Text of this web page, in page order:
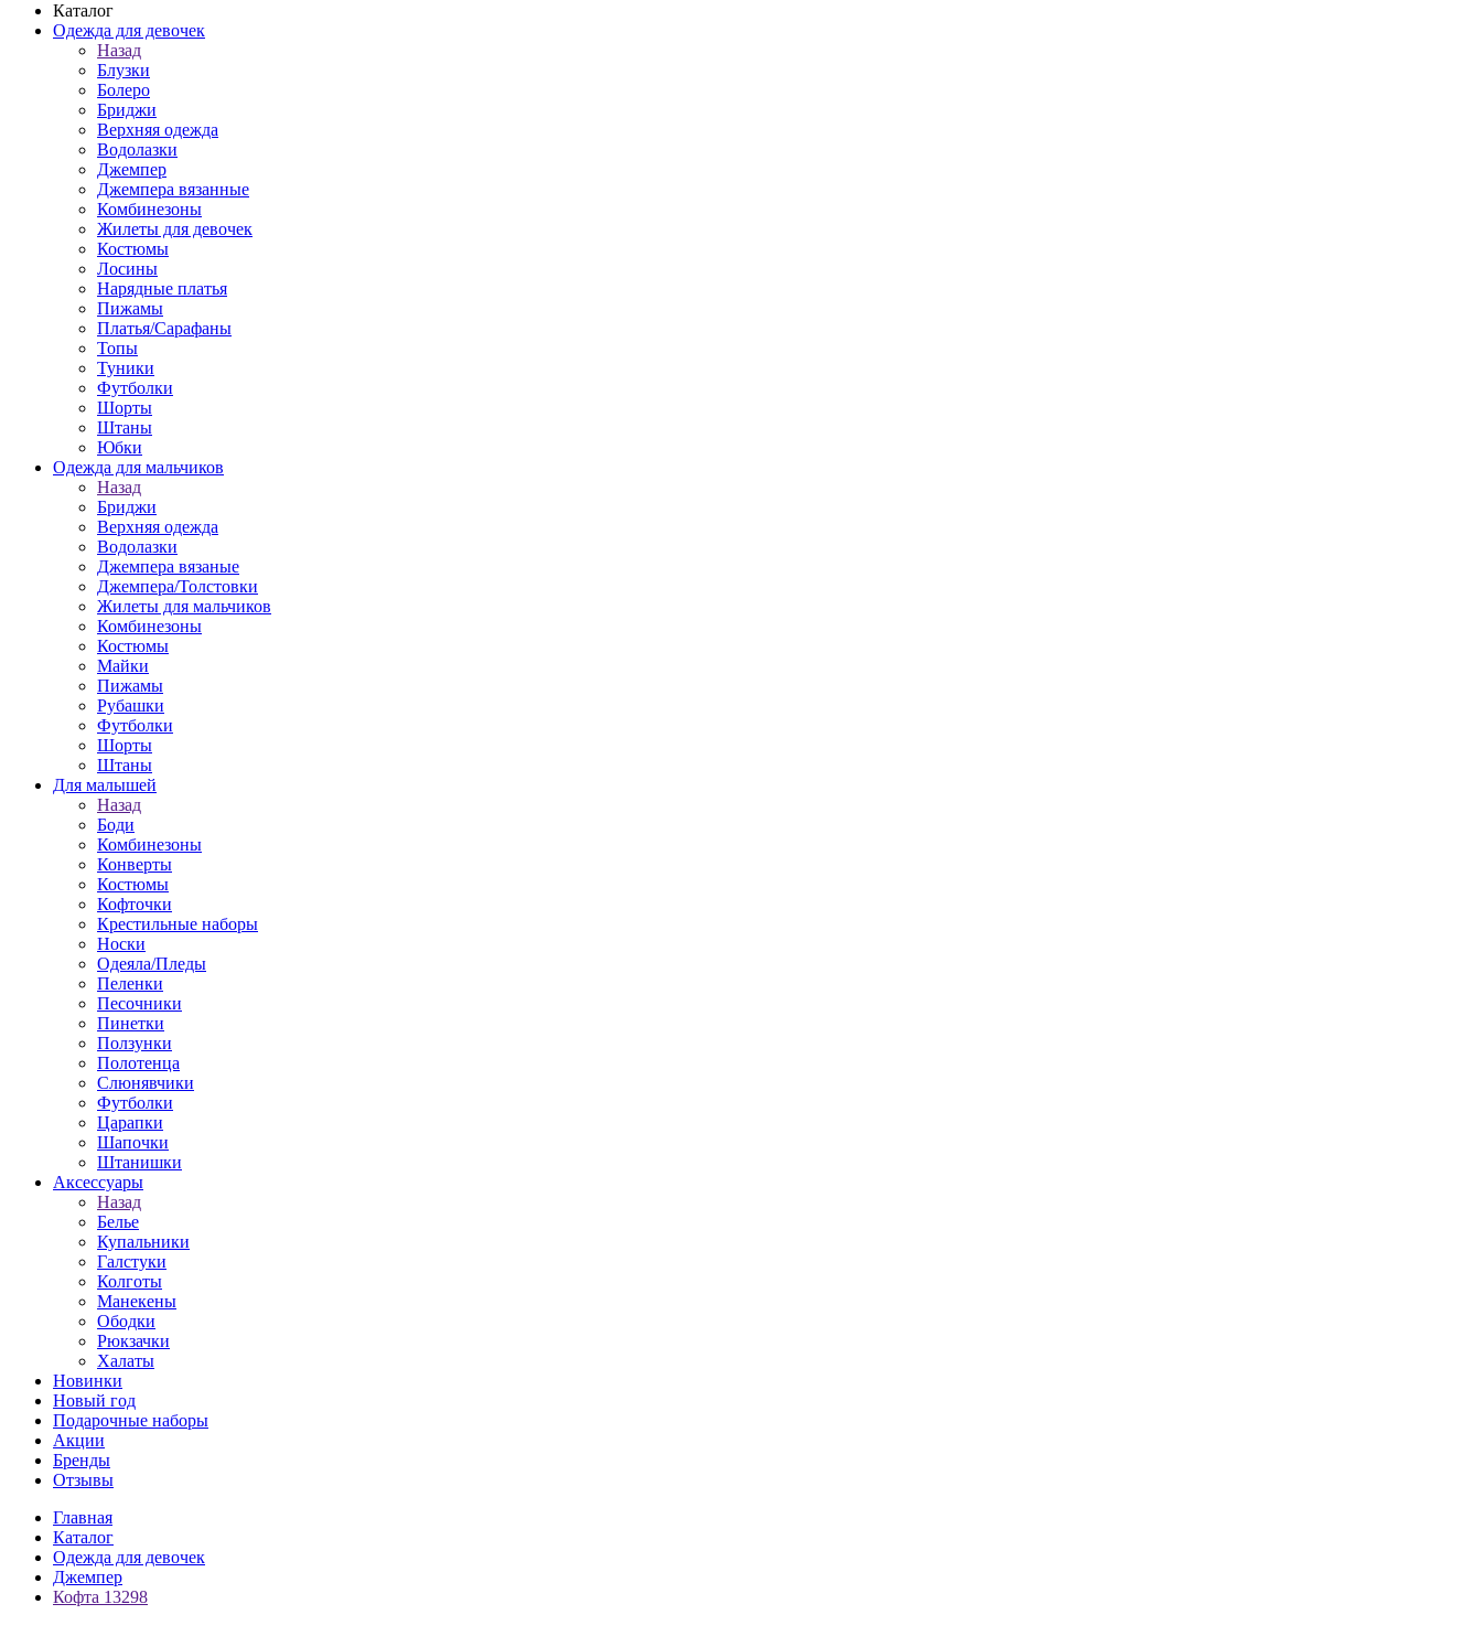
Каталог
Одежда для девочек
Назад
Блузки
Болеро
Бриджи
Верхняя одежда
Водолазки
Джемпер
Джемпера вязанные
Комбинезоны
Жилеты для девочек
Костюмы
Лосины
Нарядные платья
Пижамы
Платья/Сарафаны
Топы
Туники
Футболки
Шорты
Штаны
Юбки
Одежда для мальчиков
Назад
Бриджи
Верхняя одежда
Водолазки
Джемпера вязаные
Джемпера/Толстовки
Жилеты для мальчиков
Комбинезоны
Костюмы
Майки
Пижамы
Рубашки
Футболки
Шорты
Штаны
Для малышей
Назад
Боди
Комбинезоны
Конверты
Костюмы
Кофточки
Крестильные наборы
Носки
Одеяла/Пледы
Пеленки
Песочники
Пинетки
Ползунки
Полотенца
Слюнявчики
Футболки
Царапки
Шапочки
Штанишки
Аксессуары
Назад
Белье
Купальники
Галстуки
Колготы
Манекены
Ободки
Рюкзачки
Халаты
Новинки
Новый год
Подарочные наборы
Акции
Бренды
Отзывы
Главная
Каталог
Одежда для девочек
Джемпер
Кофта 13298